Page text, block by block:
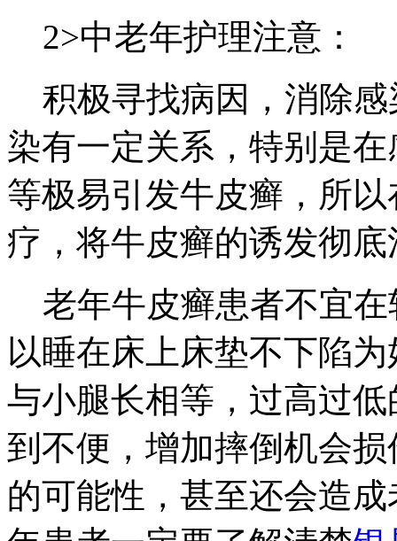
2>中老年护理注意：
积极寻找病因，消除感
染有一定关系，特别是
等极易引发牛皮癣，所
疗，将牛皮癣的诱发彻底
老年牛皮癣患者不宜在
以睡在床上床垫不下陷
与小腿长相等，过高过
到不便，增加摔倒机会
的可能性，甚至还会造